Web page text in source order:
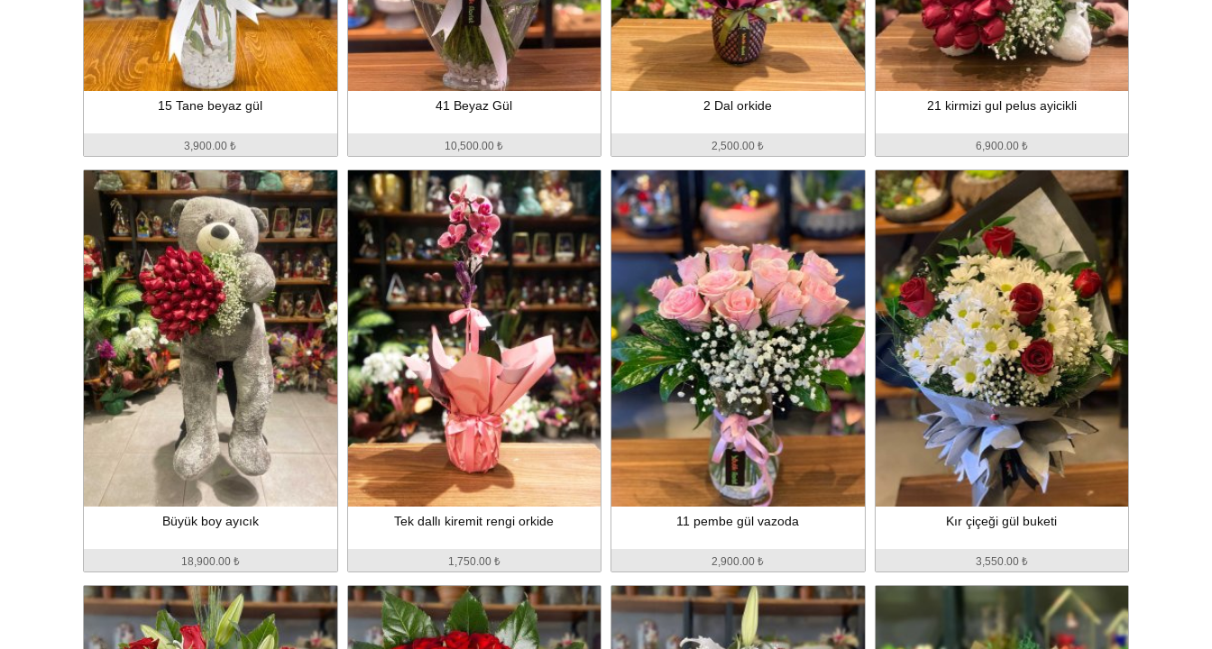
15 Tane beyaz gül
3,900.00 ₺
41 Beyaz Gül
10,500.00 ₺
2 Dal orkide
2,500.00 ₺
21 kirmizi gul pelus ayicikli
6,900.00 ₺
Büyük boy ayıcık
18,900.00 ₺
Tek dallı kiremit rengi orkide
1,750.00 ₺
11 pembe gül vazoda
2,900.00 ₺
Kır çiçeği gül buketi
3,550.00 ₺